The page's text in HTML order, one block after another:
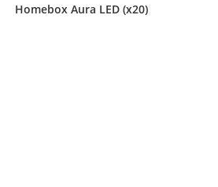
Homebox Aura LED (x20)